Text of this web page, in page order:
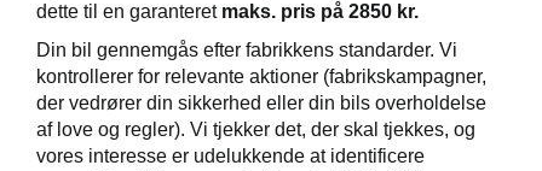
dette til en garanteret maks. pris på 2850 kr.
Din bil gennemgås efter fabrikkens standarder. Vi
kontrollerer for relevante aktioner (fabrikskampagner,
der vedrører din sikkerhed eller din bils overholdelse
af love og regler). Vi tjekker det, der skal tjekkes, og
vores interesse er udelukkende at identificere